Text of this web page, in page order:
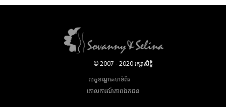
© 2007 - 2020 រក្សាសិទ្ធិ
លក្ខខណ្ឌគេហទំព័រ
គោលការណ៍​ភាព​ឯកជន